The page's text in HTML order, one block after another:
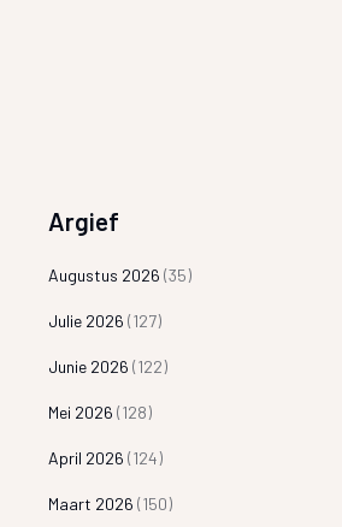
Argief
Augustus 2026 (35)
Julie 2026 (127)
Junie 2026 (122)
Mei 2026 (128)
April 2026 (124)
Maart 2026 (150)